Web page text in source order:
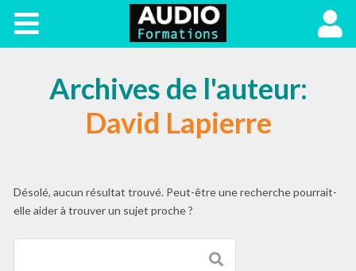
Archives de l'auteur:
David Lapierre
Désolé, aucun résultat trouvé. Peut-être une recherche pourrait-
elle aider à trouver un sujet proche ?